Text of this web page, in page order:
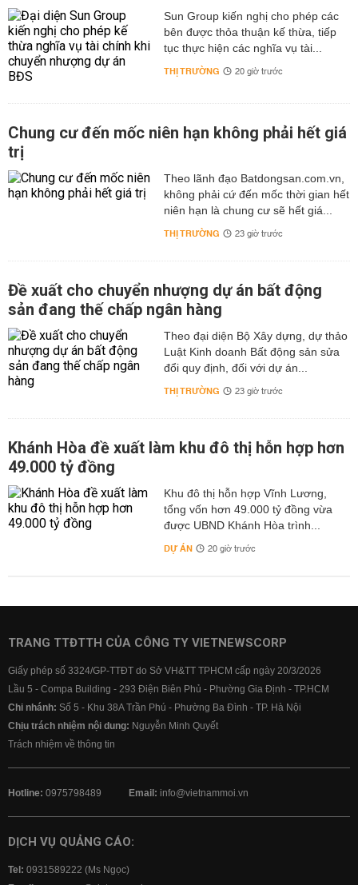
Sun Group kiến nghị cho phép các
bên được thỏa thuận kế thừa, tiếp
tục thực hiện các nghĩa vụ tài...
THỊ TRƯỜNG 20 giờ trước
Chung cư đến mốc niên hạn không phải hết giá
trị
Theo lãnh đạo Batdongsan.com.vn,
không phải cứ đến mốc thời gian hết
niên hạn là chung cư sẽ hết giá...
THỊ TRƯỜNG 23 giờ trước
Đề xuất cho chuyển nhượng dự án bất động
sản đang thế chấp ngân hàng
Theo đại diện Bộ Xây dựng, dự thảo
Luật Kinh doanh Bất động sản sửa
đổi quy định, đối với dự án...
THỊ TRƯỜNG 23 giờ trước
Khánh Hòa đề xuất làm khu đô thị hỗn hợp hơn
49.000 tỷ đồng
Khu đô thị hỗn hợp Vĩnh Lương,
tổng vốn hơn 49.000 tỷ đồng vừa
được UBND Khánh Hòa trình...
DỰ ÁN 20 giờ trước
TRANG TTĐTTH CỦA CÔNG TY VIETNEWSCORP
Giấy phép số 3324/GP-TTĐT do Sở VH&TT TPHCM cấp ngày 20/3/2026
Lầu 5 - Compa Building - 293 Điện Biên Phủ - Phường Gia Định - TP.HCM
Chi nhánh: Số 5 - Khu 38A Trần Phú - Phường Ba Đình - TP. Hà Nội
Chịu trách nhiệm nội dung: Nguyễn Minh Quyết
Trách nhiệm về thông tin
Hotline: 0975798489 Email: info@vietnammoi.vn
DỊCH VỤ QUẢNG CÁO:
Tel: 0931589222 (Ms Ngọc)